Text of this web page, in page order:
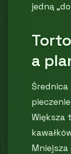
jedną
a
Większa
Mniejsza